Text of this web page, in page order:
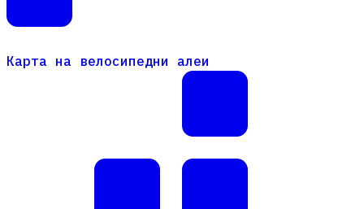
Карта на велосипедни алеи
Карта на велосипедни алеи